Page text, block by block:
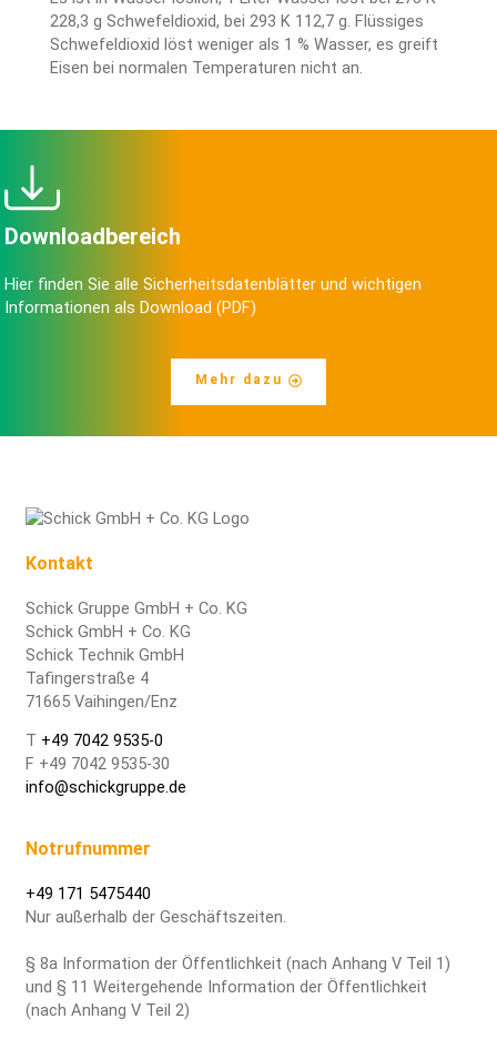
228,3 g Schwefeldioxid, bei 293 K 112,7 g. Flüssiges
Schwefeldioxid löst weniger als 1 % Wasser, es greift
Eisen bei normalen Temperaturen nicht an.
Downloadbereich
Hier finden Sie alle Sicherheitsdatenblätter und wichtigen
Informationen als Download (PDF)
Mehr dazu
Kontakt
Schick Gruppe GmbH + Co. KG
Schick GmbH + Co. KG
Schick Technik GmbH
Tafingerstraße 4
71665 Vaihingen/Enz
T +49 7042 9535-0
F +49 7042 9535-30
info@schickgruppe.de
Notrufnummer
+49 171 5475440
Nur außerhalb der Geschäftszeiten.
§ 8a Information der Öffentlichkeit (nach Anhang V Teil 1)
und § 11 Weitergehende Information der Öffentlichkeit
(nach Anhang V Teil 2)